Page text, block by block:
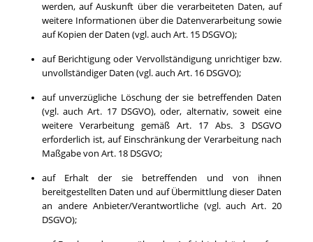
werden, auf Auskunft über die verarbeiteten Daten, auf
weitere Informationen über die Datenverarbeitung sowie
auf Kopien der Daten (vgl. auch Art. 15 DSGVO);
auf Berichtigung oder Vervollständigung unrichtiger bzw.
unvollständiger Daten (vgl. auch Art. 16 DSGVO);
auf unverzügliche Löschung der sie betreffenden Daten
(vgl. auch Art. 17 DSGVO), oder, alternativ, soweit eine
weitere Verarbeitung gemäß Art. 17 Abs. 3 DSGVO
erforderlich ist, auf Einschränkung der Verarbeitung nach
Maßgabe von Art. 18 DSGVO;
auf Erhalt der sie betreffenden und von ihnen
bereitgestellten Daten und auf Übermittlung dieser Daten
an andere Anbieter/Verantwortliche (vgl. auch Art. 20
DSGVO);